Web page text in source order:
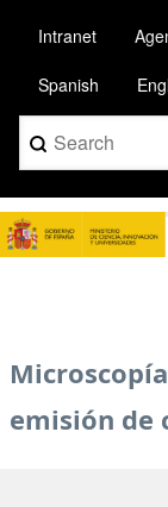
contenido
principal
Intranet
Spanish
Search
Image
Main
emisión de